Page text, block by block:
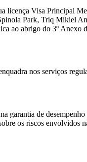
licença Visa Principal
Park, Triq Mikiel
ao abrigo do 3º Anexo
nos serviços
garantia de
os riscos envolvidos